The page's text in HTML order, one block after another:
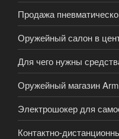
Продажа
Оружейный салон в
Для чего нужны
Оружейный магазин
Электрошокер для
Контактно-